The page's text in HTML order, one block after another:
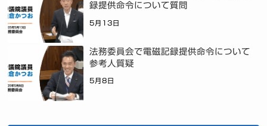
録提供命令について質問
5月13日
法務委員会で電磁記録提供命令について
参考人質疑
5月8日